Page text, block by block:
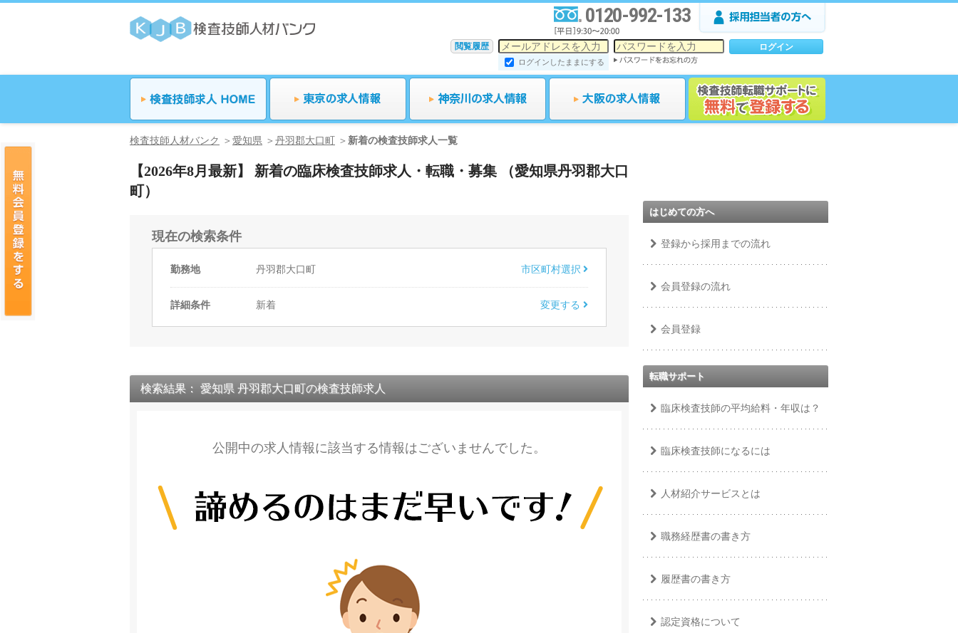
0120-992-133
閲覧履歴
ログインしたままにする
検査技師人材バンク 愛知県 丹羽郡大口町 新着の検査技師求人一覧
【2026年8月最新】 新着の臨床検査技師求人・転職・募集 （愛知県丹羽郡大口
町）
現在の検索条件
勤務地 丹羽郡大口町 市区町村選択
詳細条件 新着 変更する
検索結果： 愛知県 丹羽郡大口町の検査技師求人
公開中の求人情報に該当する情報はございませんでした。
はじめての方へ
登録から採用までの流れ
会員登録の流れ
会員登録
転職サポート
臨床検査技師の平均給料・年収は？
臨床検査技師になるには
人材紹介サービスとは
職務経歴書の書き方
履歴書の書き方
認定資格について